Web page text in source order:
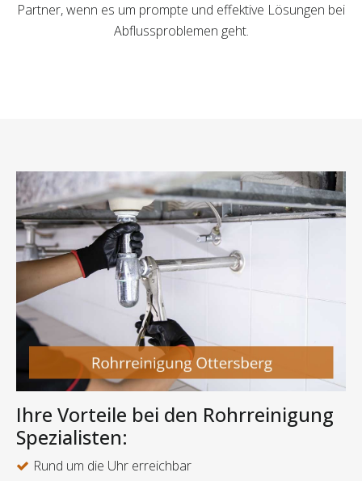
Partner, wenn es um prompte und effektive Lösungen bei
Abflussproblemen geht.
Ihre Vorteile bei den Rohrreinigung
Spezialisten:
Rund um die Uhr erreichbar